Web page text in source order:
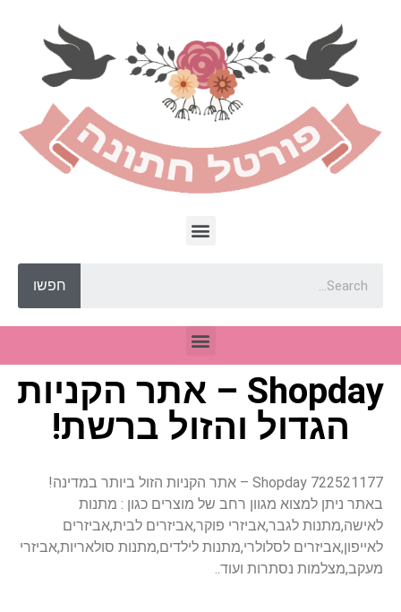
חפשו
Shopday – אתר הקניות
הגדול והזול ברשת!
722521177 Shopday – אתר הקניות הזול ביותר במדינה!
באתר ניתן למצוא מגוון רחב של מוצרים כגון : מתנות
לאישה,מתנות לגבר,אביזרי פוקר,אביזרים לבית,אביזרים
לאייפון,אביזרים לסלולרי,מתנות לילדים,מתנות סולאריות,אביזרי
מעקב,מצלמות נסתרות ועוד..